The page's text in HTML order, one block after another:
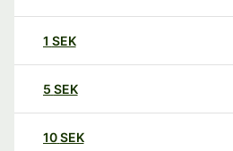
1 SEK
5 SEK
10SEK